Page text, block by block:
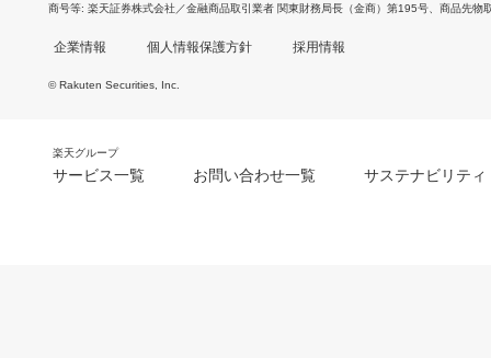
商号等 楽天証券株式会社／金融商品取引業者 関東財務局長（金商）第195号、商品先物
企業情報 個人情報保護方針 採用情報
© Rakuten Securities, Inc.
楽天グループ
サービス一覧 お問い合わせ一覧 サステナビリティ